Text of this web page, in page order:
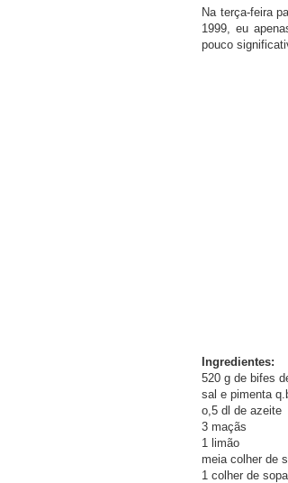
Na terça-feira
1999, eu
pouco
Ingredientes:
520 g de bifes
sal e pimenta
o,5 dl de azeite
3 maçãs
1 limão
meia colher de
1 colher de